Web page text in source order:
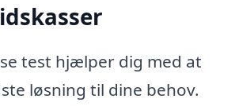
test hjælper dig med at
løsning til dine behov.